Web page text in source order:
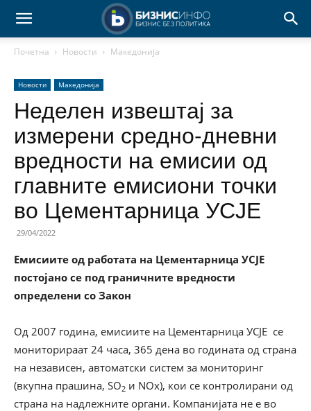
Почетна Новости Македонија
Новости Македонија
Неделен извештај за
измерени средно-дневни
вредности на емисии од
главните емисиони точки
во Цементарница УСЈЕ
29/04/2022
Емисиите од работата на Цементарница УСЈЕ
постојано се под граничните вредности
определени со Закон
Од 2007 година, емисиите на Цементарница УСЈЕ се
мониторираат 24 часа, 365 дена во годината од страна
на независен, автоматски систем за мониторинг
(вкупна прашина, SO2 и NOx), кои се контролирани од
страна на надлежните органи. Компанијата не е во